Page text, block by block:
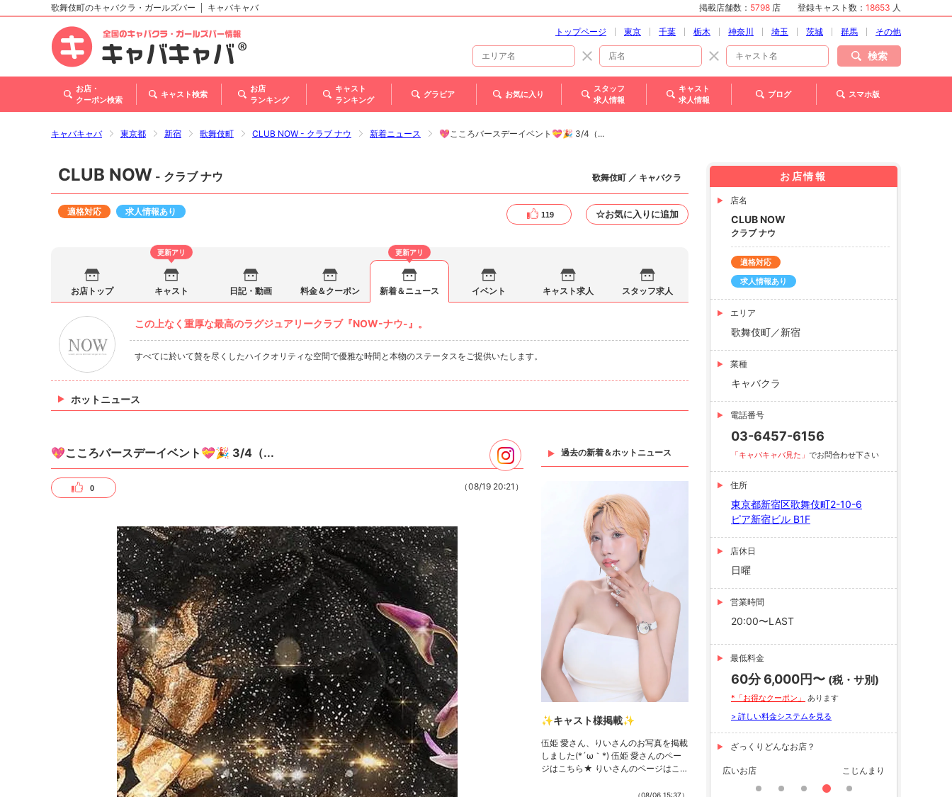
北海道
東北
甲信越・北陸
関西
歌舞伎町のキャバクラ・ガールズバー キャバキャバ 掲載店舗数： 5798 店 登録キャスト数： 18653 人
トップページ 東京 千葉 栃木 神奈川 埼玉 茨城 群馬 その他
検索
お店・
クーポン検索
キャスト検索
お店
ランキング
キャスト
ランキング
グラビア お気に入り
スタッフ
求人情報
キャスト
求人情報
ブログ スマホ版
キャバキャバ 東京都 新宿 歌舞伎町 CLUB NOW - クラブ ナウ 新着ニュース 💖こころバースデーイベント💝🎉 3/4（...
CLUB NOW - クラブ ナウ 歌舞伎町 ／ キャバクラ
適格対応 求人情報あり 119 ☆お気に入りに追加
お店トップ
更新アリ
キャスト 日記・動画 料金＆クーポン
更新アリ
新着＆ニュース イベント キャスト求人 スタッフ求人
この上なく重厚な最高のラグジュアリークラブ『NOW-ナウ-』。
すべてに於いて贅を尽くしたハイクオリティな空間で優雅な時間と本物のステータスをご提供いたします。
ホットニュース
💖こころバースデーイベント💝🎉 3/4（...
0 （08/19 20:21）
過去の新着＆ホットニュース
✨キャスト様掲載✨
伍姫 愛さん、りいさんのお写真を掲載
しました(*´ω｀*) 伍姫 愛さんのペー
ジはこちら★ りいさんのページはこち
ェック🧸💓 ・TikTok ・Instagram ・
（08/06 15:37）
お店情報
店名
CLUB NOW
クラブ ナウ
適格対応
求人情報あり
エリア
歌舞伎町／新宿
業種
キャバクラ
電話番号
03-6457-6156
「キャバキャバ見た」 でお問合わせ下さい
住所
東京都新宿区歌舞伎町2-10-6
ピア新宿ビル B1F
店休日
日曜
営業時間
20:00〜LAST
最低料金
60分 6,000円〜 (税・サ別)
*「お得なクーポン」
あります
> 詳しい料金システムを見る
ざっくりどんなお店？
広いお店 こじんまり